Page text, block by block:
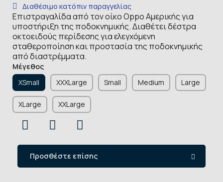
Διαθέσιμο κατόπιν παραγγελίας
Επιστραγαλίδα από τον οίκο Oppo Αμερικής για
υποστήριξη της ποδοκνημικής. Διαθέτει δέστρα
οκτοειδούς περίδεσης για ελεγχόμενη
σταθεροποίηση και προστασία της ποδοκνημικής
από διαστρέμματα.
Μέγεθος
XSmall
XXXLarge Small Medium Large
XLarge XXLarge
Προσθέστε επίσης